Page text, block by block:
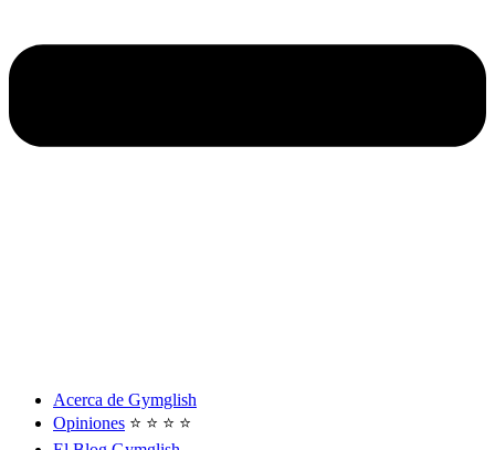
Acerca de Gymglish
Opiniones ⭐️ ⭐️ ⭐️ ⭐️